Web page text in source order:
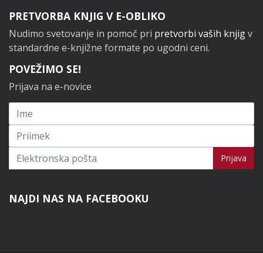
PRETVORBA KNJIG V E-OBLIKO
Nudimo svetovanje in pomoč pri pretvorbi vaših knjigv
standardne e-knjižne formate po ugodni ceni.
POVEŽIMO SE!
Prijava na e-novice
Prijavi se na novice Prijava
NAJDI NAS NA FACEBOOKU